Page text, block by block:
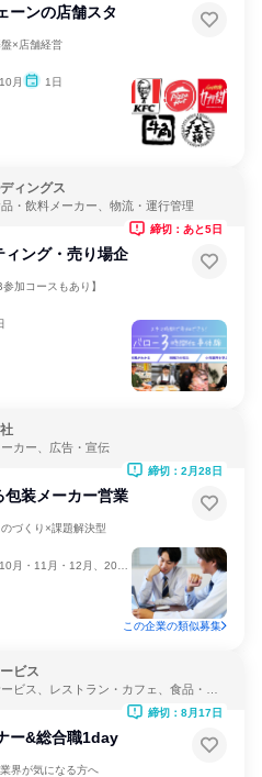
ーンの店舗スタ
×店舗経営
月 1日
ィングス
・飲料メーカー、物流・運行管理
ィング・売り場企
加コースもあり】
締切：あと5日
カー、広告・宣伝
包装メーカー営業
づくり×課題解決型
月・12月、2027年1月・2月
締切：2月28日
この企業の類似募集
ビス
ビス、レストラン・カフェ、食品・飲
ー&総合職1day
界が気になる方へ
締切：8月17日